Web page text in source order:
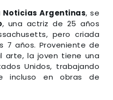
Noticias Argentinas, se
, una actriz de 25 años
pero criada
7 años. Proveniente de
arte, la joven tiene una
Unidos, trabajando
incluso en obras de